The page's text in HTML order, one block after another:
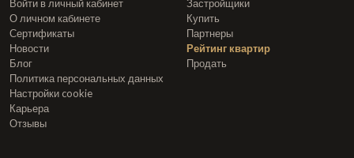
Войти в личный кабинет
О личном кабинете
Сертификаты
Новости
Блог
Политика персональных данных
Настройки cookie
Карьера
Отзывы
Застройщики
Купить
Партнеры
Рейтинг квартир
Продать